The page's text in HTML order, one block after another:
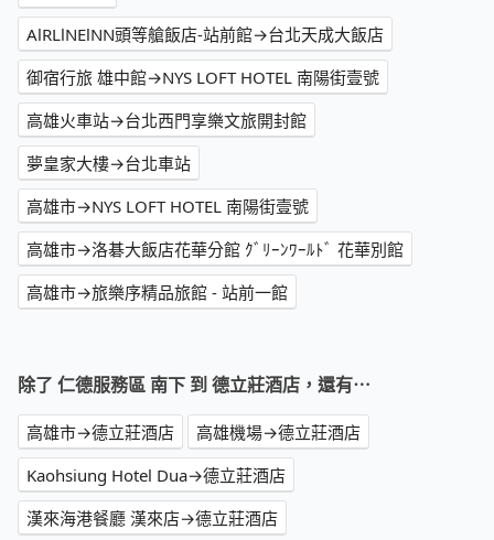
AlRLlNElNN頭等艙飯店-站前館→台北天成大飯店
御宿行旅 雄中館→NYS LOFT HOTEL 南陽街壹號
高雄火車站→台北西門享樂文旅開封館
夢皇家大樓→台北車站
高雄市→NYS LOFT HOTEL 南陽街壹號
高雄市→洛碁大飯店花華分館 ｸﾞﾘｰﾝﾜｰﾙﾄﾞ 花華別館
高雄市→旅樂序精品旅館 - 站前一館
除了 仁德服務區 南下 到 德立莊酒店，還有⋯
高雄市→德立莊酒店
高雄機場→德立莊酒店
Kaohsiung Hotel Dua→德立莊酒店
漢來海港餐廳 漢來店→德立莊酒店